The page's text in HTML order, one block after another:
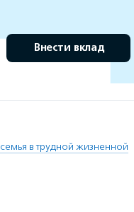
Внести вклад
семья в трудной жизненной